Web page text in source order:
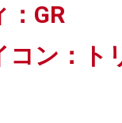
：GR
コン：ト